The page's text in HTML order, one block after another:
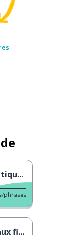
tue"
phrases
?